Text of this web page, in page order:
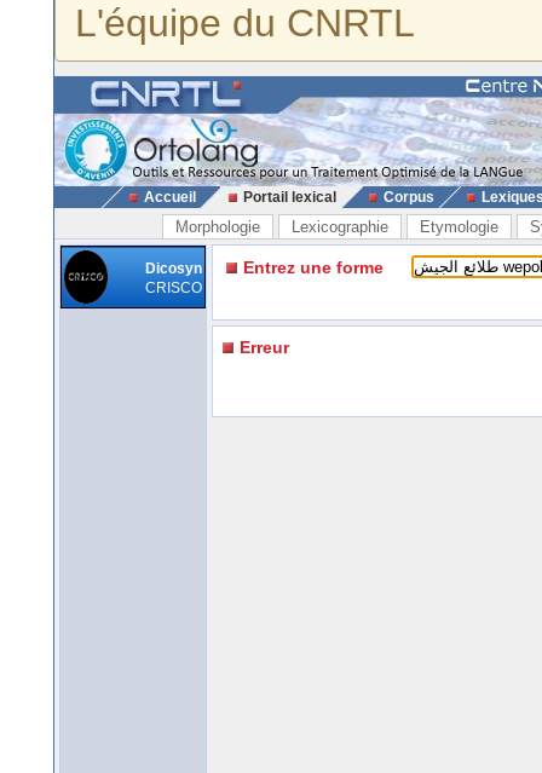
L'équipe du CNRTL
Accueil Portail lexical Corpus
Morphologie Lexicographie Etymologie
Dicosyn
CRISCO
Entrez une forme
Erreur